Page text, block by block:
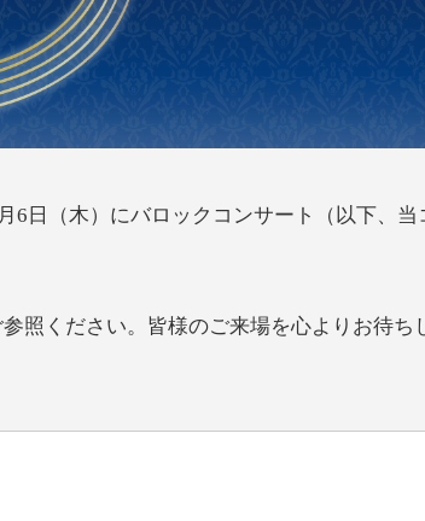
6日（木）にバロックコンサート（以下、当
参照ください。皆様のご来場を心よりお待ち